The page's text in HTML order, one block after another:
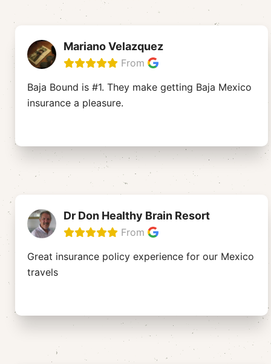
Mariano Velazquez
From
Baja Bound is #1. They make getting Baja Mexico
insurance a pleasure.
Dr Don Healthy Brain Resort
From
Great insurance policy experience for our Mexico
travels